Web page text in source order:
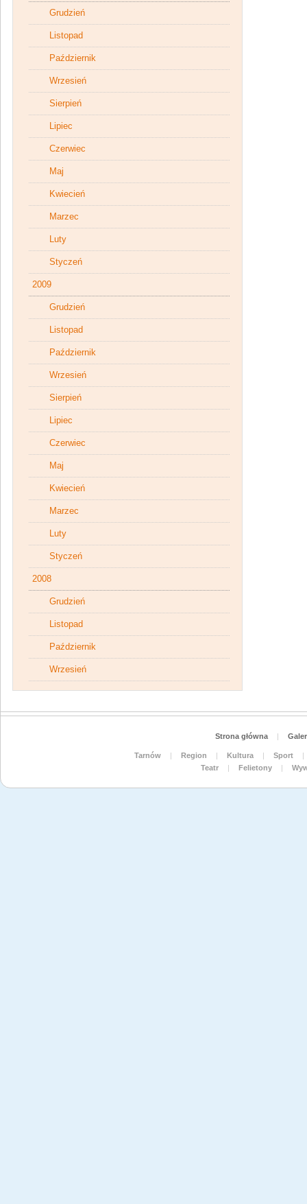
Grudzień
Listopad
Październik
Wrzesień
Sierpień
Lipiec
Czerwiec
Maj
Kwiecień
Marzec
Luty
Styczeń
2009
Grudzień
Listopad
Październik
Wrzesień
Sierpień
Lipiec
Czerwiec
Maj
Kwiecień
Marzec
Luty
Styczeń
2008
Grudzień
Listopad
Październik
Wrzesień
Strona główna |
Tarnów | Region | Kultura | Sport
|
Teatr
| Felietony |